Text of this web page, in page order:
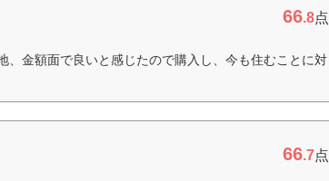
66.8点
、金額面で良いと感じたので購入し、今も住むことに対
66.7点